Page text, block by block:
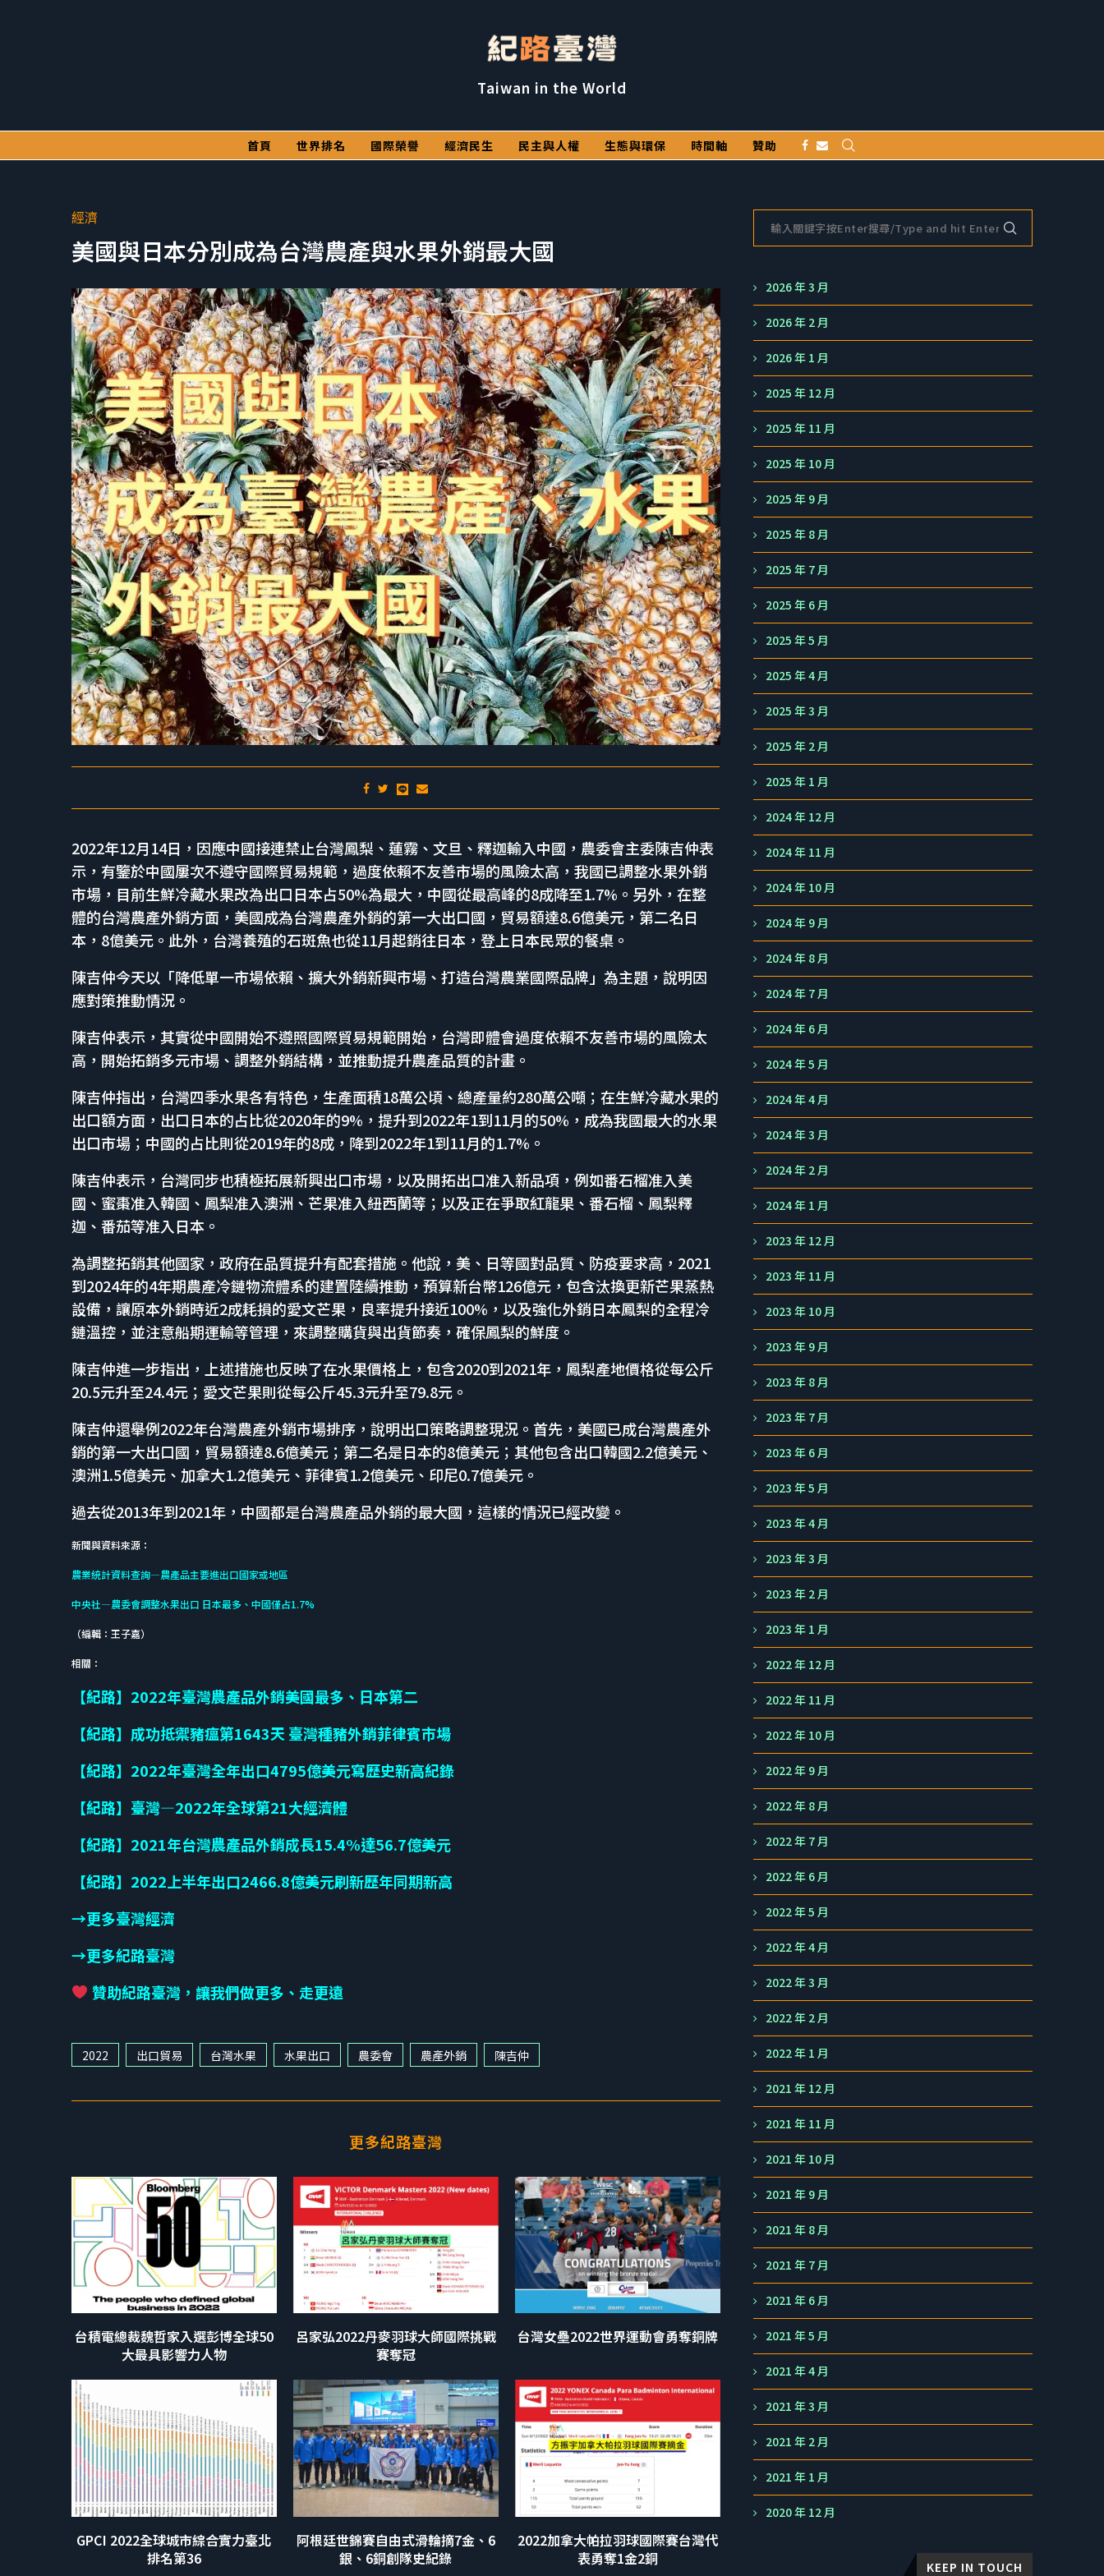
Taiwan in the World
首頁 世界排名 國際榮譽 經濟民生 民主與人權 生態與環保 時間軸 贊助
經濟
美國與日本分別成為台灣農產與水果外銷最大國
2022年12月14日，因應中國接連禁止台灣鳳梨、蓮霧、文旦、釋迦輸入中國，農委會主委陳吉仲表
示，有鑒於中國屢次不遵守國際貿易規範，過度依賴不友善市場的風險太高，我國已調整水果外銷
市場，目前生鮮冷藏水果改為出口日本占50%為最大，中國從最高峰的8成降至1.7%。另外，在整
體的台灣農產外銷方面，美國成為台灣農產外銷的第一大出口國，貿易額達8.6億美元，第二名日
本，8億美元。此外，台灣養殖的石斑魚也從11月起銷往日本，登上日本民眾的餐桌。
陳吉仲今天以「降低單一市場依賴、擴大外銷新興市場、打造台灣農業國際品牌」為主題，說明因
應對策推動情況。
陳吉仲表示，其實從中國開始不遵照國際貿易規範開始，台灣即體會過度依賴不友善市場的風險太
高，開始拓銷多元市場、調整外銷結構，並推動提升農產品質的計畫。
陳吉仲指出，台灣四季水果各有特色，生產面積18萬公頃、總產量約280萬公噸；在生鮮冷藏水果的
出口額方面，出口日本的占比從2020年的9%，提升到2022年1到11月的50%，成為我國最大的水果
出口市場；中國的占比則從2019年的8成，降到2022年1到11月的1.7%。
陳吉仲表示，台灣同步也積極拓展新興出口市場，以及開拓出口准入新品項，例如番石榴准入美
國、蜜棗准入韓國、鳳梨准入澳洲、芒果准入紐西蘭等；以及正在爭取紅龍果、番石榴、鳳梨釋
迦、番茄等准入日本。
為調整拓銷其他國家，政府在品質提升有配套措施。他說，美、日等國對品質、防疫要求高，2021
到2024年的4年期農產冷鏈物流體系的建置陸續推動，預算新台幣126億元，包含汰換更新芒果蒸熱
設備，讓原本外銷時近2成耗損的愛文芒果，良率提升接近100%，以及強化外銷日本鳳梨的全程冷
鏈溫控，並注意船期運輸等管理，來調整購貨與出貨節奏，確保鳳梨的鮮度。
陳吉仲進一步指出，上述措施也反映了在水果價格上，包含2020到2021年，鳳梨產地價格從每公斤
20.5元升至24.4元；愛文芒果則從每公斤45.3元升至79.8元。
陳吉仲還舉例2022年台灣農產外銷市場排序，說明出口策略調整現況。首先，美國已成台灣農產外
銷的第一大出口國，貿易額達8.6億美元；第二名是日本的8億美元；其他包含出口韓國2.2億美元、
澳洲1.5億美元、加拿大1.2億美元、菲律賓1.2億美元、印尼0.7億美元。
過去從2013年到2021年，中國都是台灣農產品外銷的最大國，這樣的情況已經改變。
新聞與資料來源：
農業統計資料查詢—農產品主要進出口國家或地區
中央社—農委會調整水果出口 日本最多、中國僅占1.7%
（編輯：王子嘉）
相關：
【紀路】2022年臺灣農產品外銷美國最多、日本第二
【紀路】成功抵禦豬瘟第1643天 臺灣種豬外銷菲律賓市場
【紀路】2022年臺灣全年出口4795億美元寫歷史新高紀錄
【紀路】臺灣—2022年全球第21大經濟體
【紀路】2021年台灣農產品外銷成長15.4%達56.7億美元
【紀路】2022上半年出口2466.8億美元刷新歷年同期新高
→更多臺灣經濟
→更多紀路臺灣
贊助紀路臺灣，讓我們做更多、走更遠
2022 出口貿易 台灣水果 水果出口 農委會 農產外銷 陳吉仲
更多紀路臺灣
台積電總裁魏哲家入選彭博全球50
大最具影響力人物
呂家弘2022丹麥羽球大師國際挑戰
賽奪冠
台灣女壘2022世界運動會勇奪銅牌
GPCI 2022全球城市綜合實力臺北
排名第36
阿根廷世錦賽自由式滑輪摘7金、6
銀、6銅創隊史紀錄
2022加拿大帕拉羽球國際賽台灣代
表勇奪1金2銅
2026 年 3 月
2026 年 2 月
2026 年 1 月
2025 年 12 月
2025 年 11 月
2025 年 10 月
2025 年 9 月
2025 年 8 月
2025 年 7 月
2025 年 6 月
2025 年 5 月
2025 年 4 月
2025 年 3 月
2025 年 2 月
2025 年 1 月
2024 年 12 月
2024 年 11 月
2024 年 10 月
2024 年 9 月
2024 年 8 月
2024 年 7 月
2024 年 6 月
2024 年 5 月
2024 年 4 月
2024 年 3 月
2024 年 2 月
2024 年 1 月
2023 年 12 月
2023 年 11 月
2023 年 10 月
2023 年 9 月
2023 年 8 月
2023 年 7 月
2023 年 6 月
2023 年 5 月
2023 年 4 月
2023 年 3 月
2023 年 2 月
2023 年 1 月
2022 年 12 月
2022 年 11 月
2022 年 10 月
2022 年 9 月
2022 年 8 月
2022 年 7 月
2022 年 6 月
2022 年 5 月
2022 年 4 月
2022 年 3 月
2022 年 2 月
2022 年 1 月
2021 年 12 月
2021 年 11 月
2021 年 10 月
2021 年 9 月
2021 年 8 月
2021 年 7 月
2021 年 6 月
2021 年 5 月
2021 年 4 月
2021 年 3 月
2021 年 2 月
2021 年 1 月
2020 年 12 月
KEEP IN TOUCH